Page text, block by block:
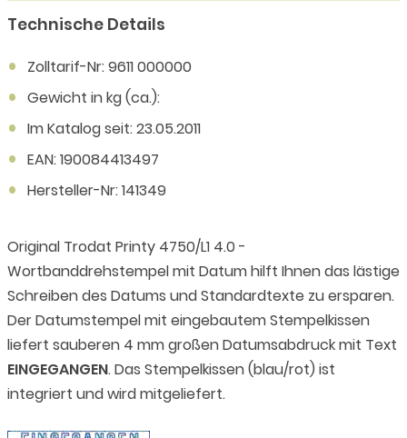
Technische Details
Zolltarif-Nr: 9611 000000
Gewicht in kg (ca.):
Im Katalog seit: 23.05.2011
EAN: 190084413497
Hersteller-Nr: 141349
Original Trodat Printy 4750/L1 4.0 -
Wortbanddrehstempel mit Datum hilft Ihnen das lästige
Schreiben des Datums und Standardtexte zu ersparen.
Der Datumstempel mit eingebautem Stempelkissen
liefert sauberen 4 mm großen Datumsabdruck mit Text
EINGEGANGEN. Das Stempelkissen (blau/rot) ist
integriert und wird mitgeliefert.